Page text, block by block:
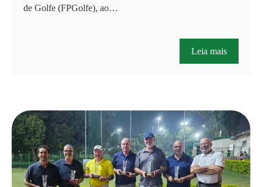
de Golfe (FPGolfe), ao…
Leia mais